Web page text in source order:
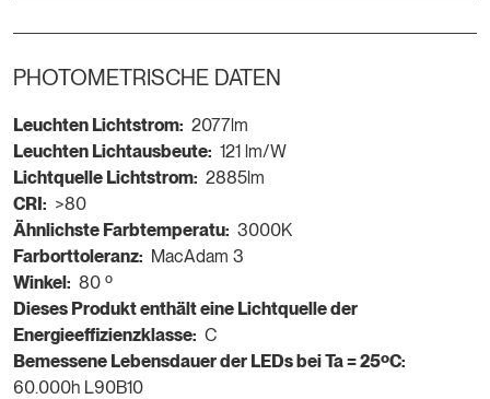
PHOTOMETRISCHE DATEN
Leuchten Lichtstrom: 2077lm
Leuchten Lichtausbeute: 121 lm/W
Lichtquelle Lichtstrom: 2885lm
CRI: >80
Ähnlichste Farbtemperatu: 3000K
Farborttoleranz: MacAdam 3
Winkel: 80 º
Dieses Produkt enthält eine Lichtquelle der
Energieeffizienzklasse: C
Bemessene Lebensdauer der LEDs bei Ta = 25ºC:
60.000h L90B10